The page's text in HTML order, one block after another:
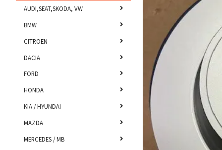
AUDI,SEAT,SKODA, VW
BMW
CITROEN
DACIA
FORD
HONDA
KIA / HYUNDAI
MAZDA
MERCEDES / MB